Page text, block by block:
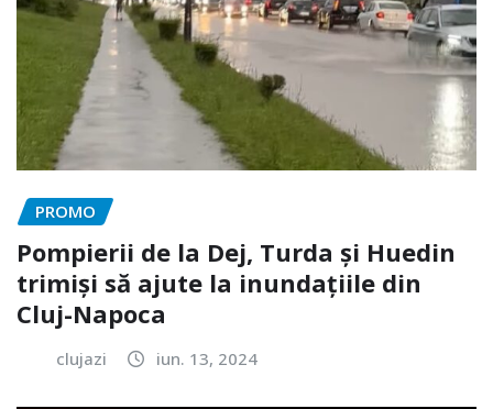
PROMO
Pompierii de la Dej, Turda și Huedin
trimiși să ajute la inundațiile din
Cluj-Napoca
clujazi iun. 13, 2024